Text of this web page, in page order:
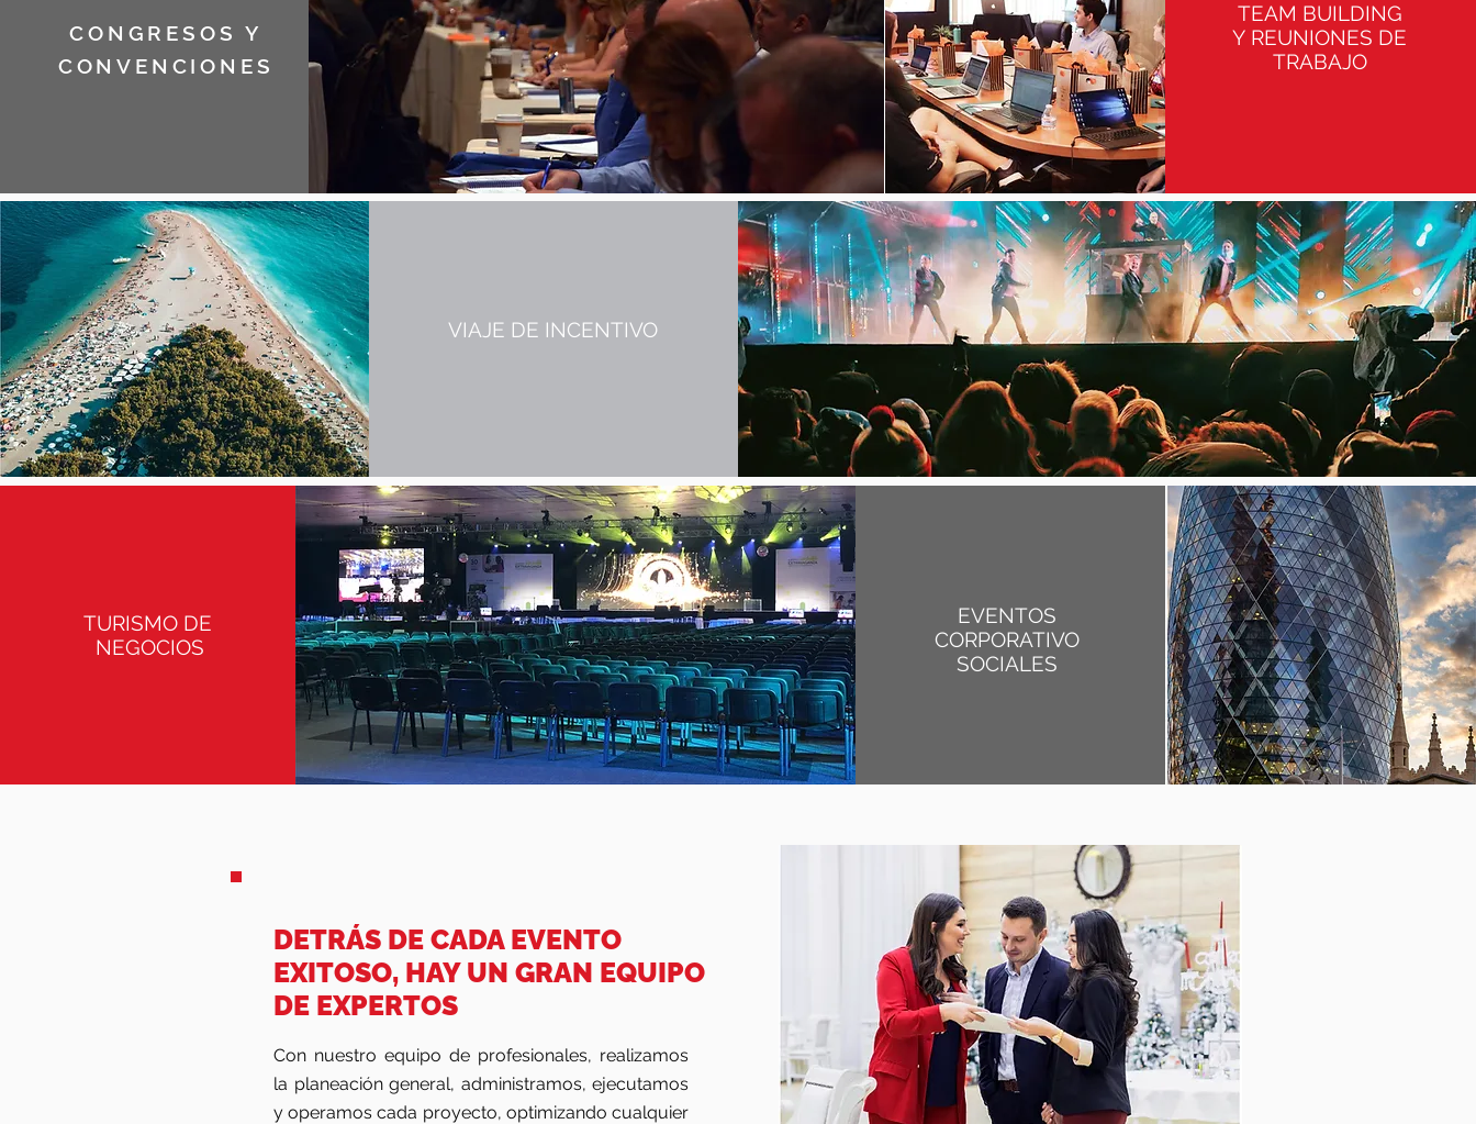
CONGRESOS Y
CONVENCIONES
TEAM BUILDING
Y REUNIONES DE
TRABAJO
VIAJE DE INCENTIVO
TURISMO DE
NEGOCIOS
EVENTOS
CORPORATIVO
SOCIALES
DETRÁS DE CADA EVENTO
EXITOSO, HAY UN GRAN EQUIPO
DE EXPERTOS
Con nuestro equipo de profesionales, realizamos
la planeación general, administramos, ejecutamos
y operamos cada proyecto, optimizando cualquier